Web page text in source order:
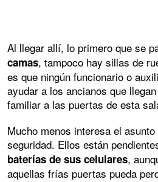
Al llegar allí, lo primero que se
camas, tampoco hay sillas de
es que ningún funcionario o
ayudar a los ancianos que
familiar a las puertas de esta
Mucho menos interesa el
seguridad. Ellos están
baterías de sus celulares,
aquellas frías puertas pueda